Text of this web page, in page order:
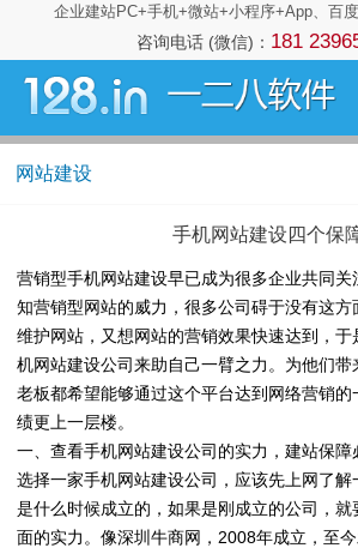
企业建站PC+手机+微站+小程序+App、百
咨询电话 (微信)： 181
网站建设
手机网站建设四个保
营销型手机网站建设早已成为很多企业共同关
知营销型网站的威力，很多公司碍于没有这方
维护网站，又想网站的营销效果快速达到，
机网站建设公司来助自己一臂之力。为他们带
老板都希望能够通过这个平台达到网络营销的
绩更上一层楼。
一、查看手机网站建设公司的实力，建站保障
选择一家手机网站建设公司，应该先上网了
是什么时候成立的，如果是刚成立的公司，
面的实力。像深圳牛商网，2008年成立，至